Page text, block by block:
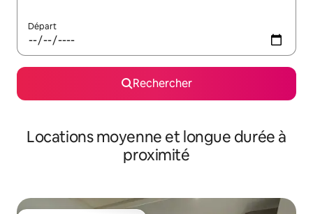
Départ
Rechercher
Locations moyenne et longue durée à
proximité